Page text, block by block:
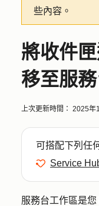
些內容。
將收件
移至服
上次更新時間： 2025年
可搭配下列任
Service
服務台工作區是